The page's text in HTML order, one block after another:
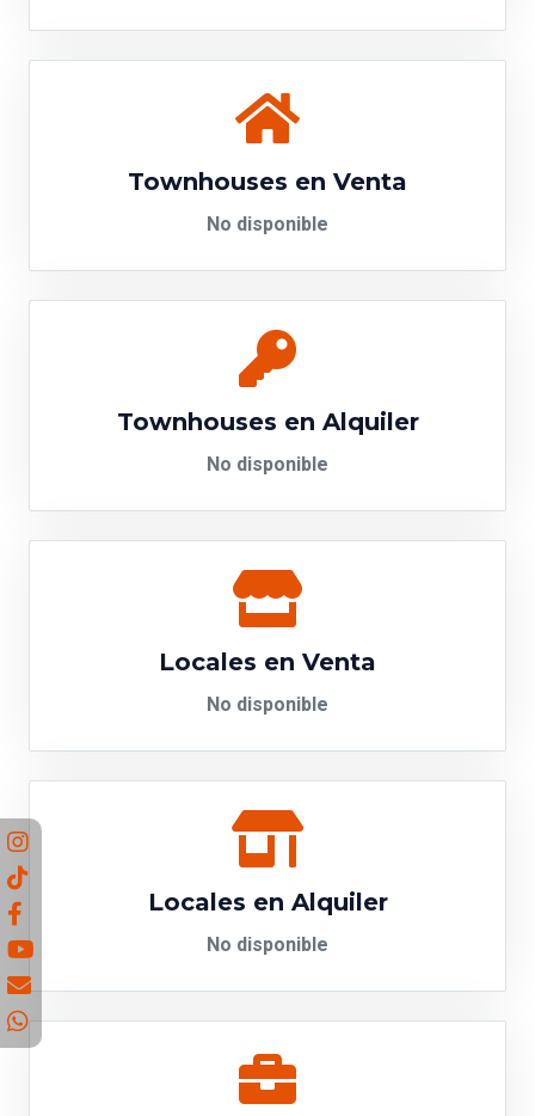
Townhouses en Venta
No disponible
Townhouses en Alquiler
No disponible
Locales en Venta
No disponible
Locales en Alquiler
No disponible